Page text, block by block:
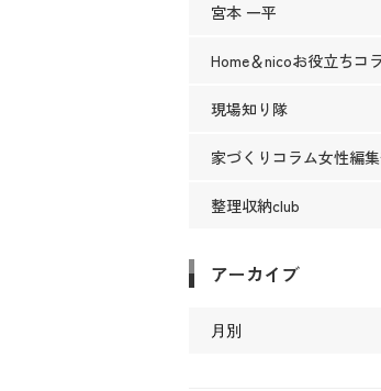
宮本 一平
Home＆nicoお役立ちコ
現場知り隊
家づくりコラム女性編
整理収納club
アーカイブ